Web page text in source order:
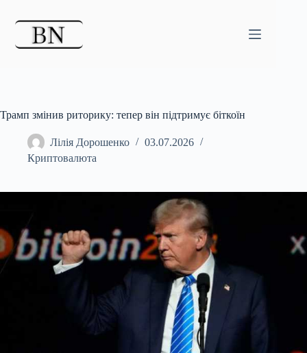
Трамп змінив риторику: тепер він підтримує біткоїн
Лілія Дорошенко
03.07.2026
Криптовалюта